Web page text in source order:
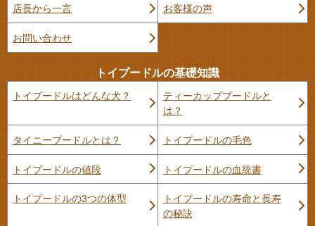
店長から一言 お客様の声
お問い合わせ
トイプードルの基礎知識
トイプードルはどんな犬？
ティーカッププードルと
は？
タイニープードルとは？ トイプードルの毛色
トイプードルの値段 トイプードルの血統書
トイプードルの3つの体型
トイプードルの寿命と長寿
の秘訣